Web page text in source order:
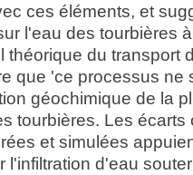
ces éléments, et
l'eau des tourbières
théorique du transport
que 'ce processus ne
géochimique de la
tourbières. Les écarts
et simulées
l'infiltration d'eau